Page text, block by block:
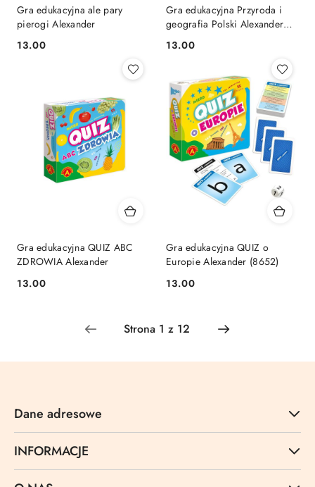
Gra edukacyjna ale pary
pierogi Alexander
Cena:
13.00
Gra edukacyjna Przyroda i
geografia Polski Alexander
Cena:
13.00
Gra edukacyjna QUIZ ABC
ZDROWIA Alexander
Cena:
13.00
Gra edukacyjna QUIZ o
Europie Alexander (8652)
Cena:
13.00
Dane adresowe
INFORMACJE